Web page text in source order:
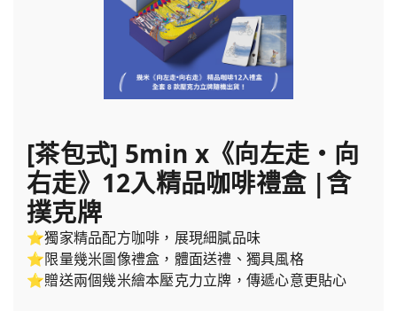
[茶包式] 5min x《向左走・向
右走》12入精品咖啡禮盒 |含
撲克牌
⭐獨家精品配方咖啡，展現細膩品味
⭐限量幾米圖像禮盒，體面送禮、獨具風格
⭐贈送兩個幾米繪本壓克力立牌，傳遞心意更貼心